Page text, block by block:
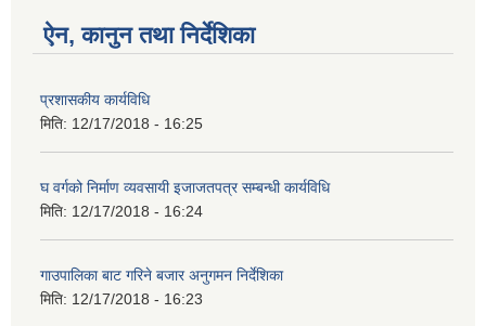
ऐन, कानुन तथा निर्देशिका
प्रशासकीय कार्यविधि
मिति: 12/17/2018 - 16:25
घ वर्गको निर्माण व्यवसायी इजाजतपत्र सम्बन्धी कार्यविधि
मिति: 12/17/2018 - 16:24
गाउपालिका बाट गरिने बजार अनुगमन निर्देशिका
मिति: 12/17/2018 - 16:23